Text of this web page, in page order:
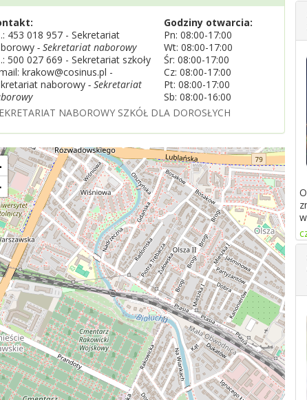
453 018 957 - Sekretariat
- Sekretariat naborowy
500 027 669 - Sekretariat szkoły
krakow@cosinus.pl -
naborowy - Sekretariat
Godziny otwarcia:
Pn: 08:00-17:00
Wt: 08:00-17:00
Śr: 08:00-17:00
Cz: 08:00-17:00
Pt: 08:00-17:00
Sb: 08:00-16:00
NABOROWY SZKÓŁ DLA DOROSŁYCH